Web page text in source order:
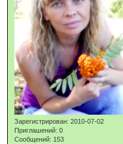
Зарегистрирован: 2010-07-02
Приглашений: 0
Сообщений: 153